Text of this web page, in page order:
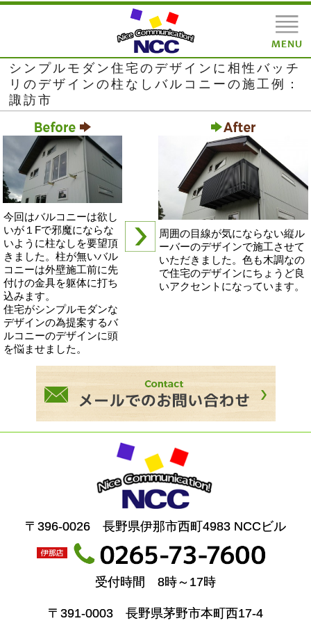
シンプルモダン住宅のデザインに相性バッチ
リのデザインの柱なしバルコニーの施工例：
諏訪市
今回はバルコニーは欲し
いが１Fで邪魔にならな
いように柱なしを要望頂
きました。柱が無いバル
コニーは外壁施工前に先
付けの金具を躯体に打ち
込みます。
住宅がシンプルモダンな
デザインの為提案するバ
ルコニーのデザインに頭
を悩ませました。
周囲の目線が気にならない縦ル
ーバーのデザインで施工させて
いただきました。色も木調なの
で住宅のデザインにちょうど良
いアクセントになっています。
〒396-0026 長野県伊那市西町4983 NCCビル
受付時間 8時～17時
〒391-0003 長野県茅野市本町西17-4